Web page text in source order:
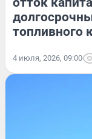
топливного
4 июля, 2026, 09:00